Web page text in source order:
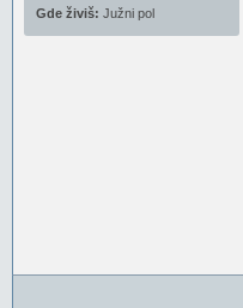
Gde živiš: Južni pol